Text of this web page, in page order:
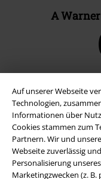
Auf unserer Webseite
Technologien,
Informationen über
Cookies stammen zum
Partnern. Wir und
Webseite zuverlässig
Personalisierung
Marketingzwecken (z.
A